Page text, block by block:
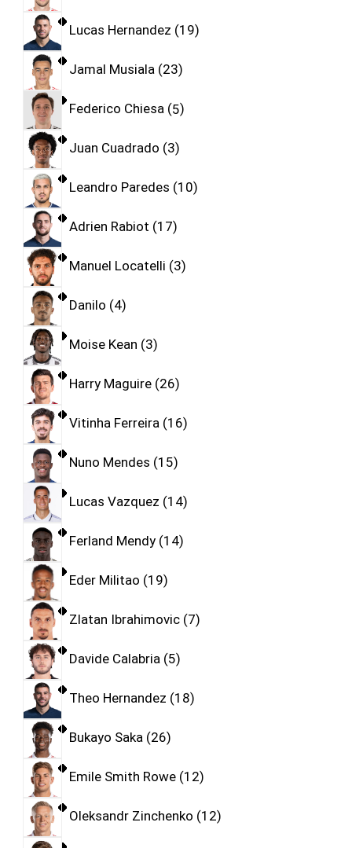
Lucas Hernandez 19
Jamal Musiala 23
Federico Chiesa 5
Juan Cuadrado 3
Leandro Paredes 10
Adrien Rabiot 17
Manuel Locatelli 3
Danilo 4
Moise Kean 3
Harry Maguire 26
Vitinha Ferreira 16
Nuno Mendes 15
Lucas Vazquez 14
Ferland Mendy 14
Eder Militao 19
Zlatan Ibrahimovic 7
Davide Calabria 5
Theo Hernandez 18
Bukayo Saka 26
Emile Smith Rowe 12
Oleksandr Zinchenko 12